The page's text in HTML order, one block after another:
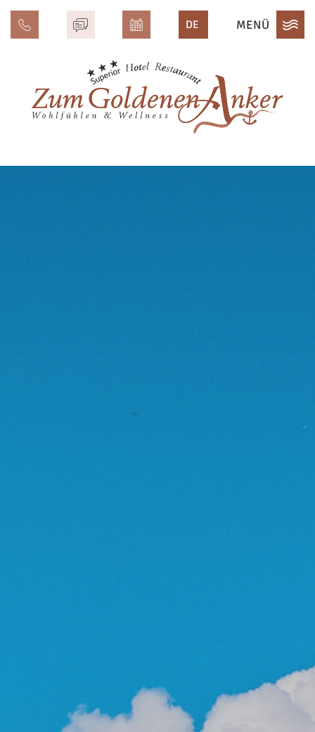
DE MENÜ